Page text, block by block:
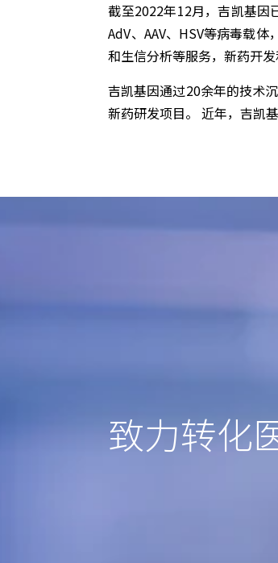
截至2022年12月，吉凯基因
AdV、AAV、HSV等病毒载
和生信分析等服务，新药开
吉凯基因通过20余年的技术
新药研发项目。 近年，吉凯
致力转化